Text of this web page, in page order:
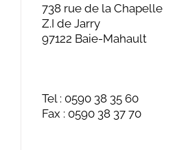
738 rue de la Chapelle
Z.I de Jarry
97122 Baie-Mahault
Tel : 0590 38 35 60
Fax : 0590 38 37 70